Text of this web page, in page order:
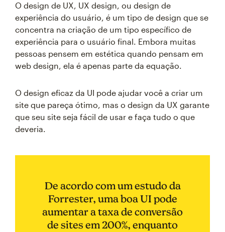
O design de UX, UX design, ou design de
experiência do usuário, é um tipo de design que se
concentra na criação de um tipo específico de
experiência para o usuário final. Embora muitas
pessoas pensem em estética quando pensam em
web design, ela é apenas parte da equação.
O design eficaz da UI pode ajudar você a criar um
site que pareça ótimo, mas o design da UX garante
que seu site seja fácil de usar e faça tudo o que
deveria.
De acordo com um estudo da
Forrester, uma boa UI pode
aumentar a taxa de conversão
de sites em 200%, enquanto